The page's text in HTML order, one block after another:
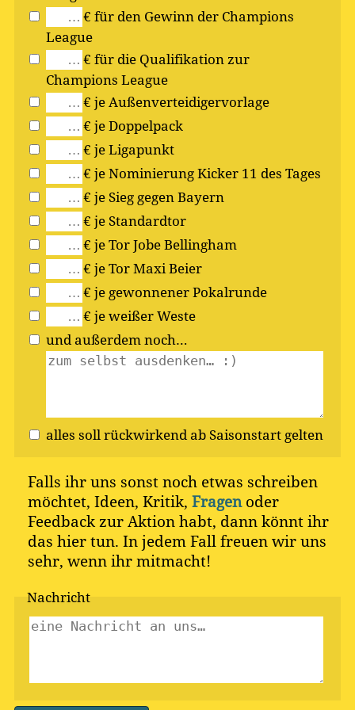
€ für den Gewinn der Champions
League
€ für die Qualifikation zur
Champions League
€ je Außenverteidigervorlage
€ je Doppelpack
€ je Ligapunkt
€ je Nominierung Kicker 11 des Tages
€ je Sieg gegen Bayern
€ je Standardtor
€ je Tor Jobe Bellingham
€ je Tor Maxi Beier
€ je gewonnener Pokalrunde
€ je weißer Weste
und außerdem noch…
alles soll rückwirkend ab Saisonstart gelten
Falls ihr uns sonst noch etwas schreiben
möchtet, Ideen, Kritik, Fragenoder
Feedback zur Aktion habt, dann könnt ihr
das hier tun. In jedem Fall freuen wir uns
sehr, wenn ihr mitmacht!
Nachricht